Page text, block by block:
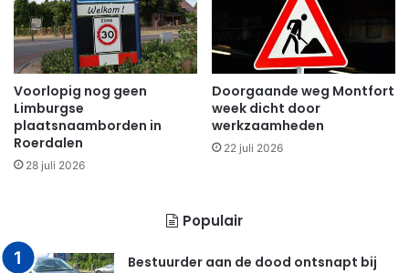
Voorlopig nog geen
Limburgse
plaatsnaamborden in
Roerdalen
28 juli 2026
Doorgaande weg Montfort
week dicht door
werkzaamheden
22 juli 2026
Populair
Bestuurder aan de dood ontsnapt bij